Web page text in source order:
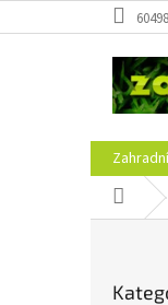
na
Domů